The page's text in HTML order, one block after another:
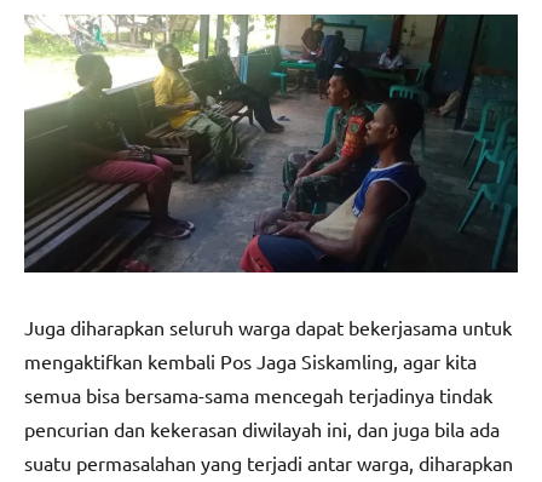
Juga diharapkan seluruh warga dapat bekerjasama untuk
mengaktifkan kembali Pos Jaga Siskamling, agar kita
semua bisa bersama-sama mencegah terjadinya tindak
pencurian dan kekerasan diwilayah ini, dan juga bila ada
suatu permasalahan yang terjadi antar warga, diharapkan